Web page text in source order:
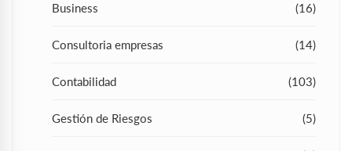
Business (16)
Consultoria empresas (14)
Contabilidad (103)
Gestión de Riesgos (5)